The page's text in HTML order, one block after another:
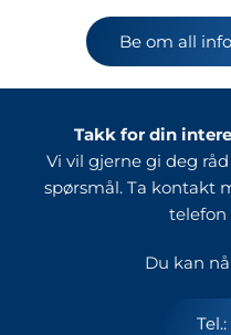
Be om all
Takk for din
Vi vil gjerne gi deg
spørsmål. Ta kontakt
telefon
Du kan